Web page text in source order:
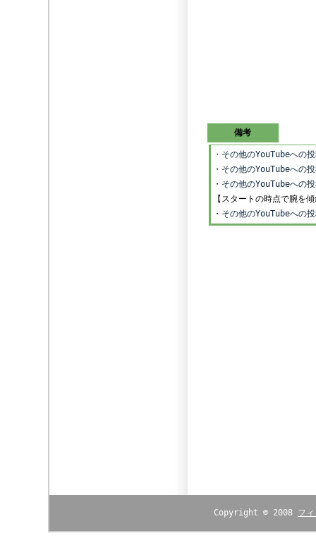
備考
・その他のYouTubeへの
・ その他のYouTubeへの
・ その他のYouTubeへの
【スタートの時点で腕を
・ その他のYouTubeへの
Copyright © 2008 フ